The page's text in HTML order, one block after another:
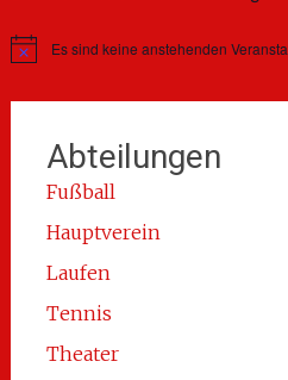
HinweisEs sind keine anstehenden
Abteilungen
Fußball
Hauptverein
Laufen
Tennis
Theater